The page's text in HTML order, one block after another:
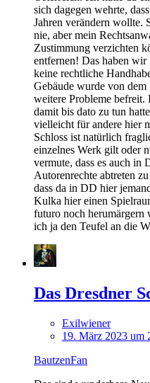
sich dagegen wehrte,
Jahren verändern wollte.
nie, aber mein
Zustimmung verzichten
entfernen! Das haben
keine rechtliche
Gebäude wurde von
weitere Probleme befreit.
damit bis dato zu tun
vielleicht für andere hier
Schloss ist natürlich
einzelnes Werk gilt oder
vermute, dass es auch in
Autorenrechte abtreten
dass da in DD hier
Kulka hier einen
futuro noch herumärgern
ich ja den Teufel an die
Das Dresdner
Exilwiener
19. März 2023 um
BautzenFan